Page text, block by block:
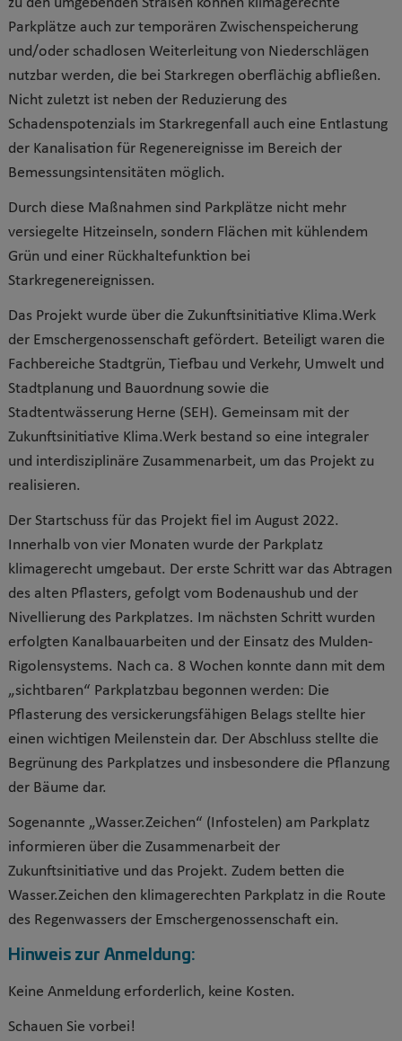
Parkplätze auch zur temporären Zwischenspeicherung
und/oder schadlosen Weiterleitung von Niederschlägen
nutzbar werden, die bei Starkregen oberflächig abfließen.
Nicht zuletzt ist neben der Reduzierung des
Schadenspotenzials im Starkregenfall auch eine Entlastung
der Kanalisation für Regenereignisse im Bereich der
Bemessungsintensitäten möglich.
Durch diese Maßnahmen sind Parkplätze nicht mehr
versiegelte Hitzeinseln, sondern Flächen mit kühlendem
Grün und einer Rückhaltefunktion bei
Starkregenereignissen.
Das Projekt wurde über die Zukunftsinitiative Klima.Werk
der Emschergenossenschaft gefördert. Beteiligt waren die
Fachbereiche Stadtgrün, Tiefbau und Verkehr, Umwelt und
Stadtplanung und Bauordnung sowie die
Stadtentwässerung Herne (SEH). Gemeinsam mit der
Zukunftsinitiative Klima.Werk bestand so eine integraler
und interdisziplinäre Zusammenarbeit, um das Projekt zu
realisieren.
Der Startschuss für das Projekt fiel im August 2022.
Innerhalb von vier Monaten wurde der Parkplatz
klimagerecht umgebaut. Der erste Schritt war das Abtragen
des alten Pflasters, gefolgt vom Bodenaushub und der
Nivellierung des Parkplatzes. Im nächsten Schritt wurden
erfolgten Kanalbauarbeiten und der Einsatz des Mulden-
Rigolensystems. Nach ca. 8 Wochen konnte dann mit dem
„sichtbaren“ Parkplatzbau begonnen werden: Die
Pflasterung des versickerungsfähigen Belags stellte hier
einen wichtigen Meilenstein dar. Der Abschluss stellte die
Begrünung des Parkplatzes und insbesondere die Pflanzung
der Bäume dar.
Sogenannte „Wasser.Zeichen“ (Infostelen) am Parkplatz
informieren über die Zusammenarbeit der
Zukunftsinitiative und das Projekt. Zudem betten die
Wasser.Zeichen den klimagerechten Parkplatz in die Route
des Regenwassers der Emschergenossenschaft ein.
Hinweis zur Anmeldung:
Keine Anmeldung erforderlich, keine Kosten.
Schauen Sie vorbei!